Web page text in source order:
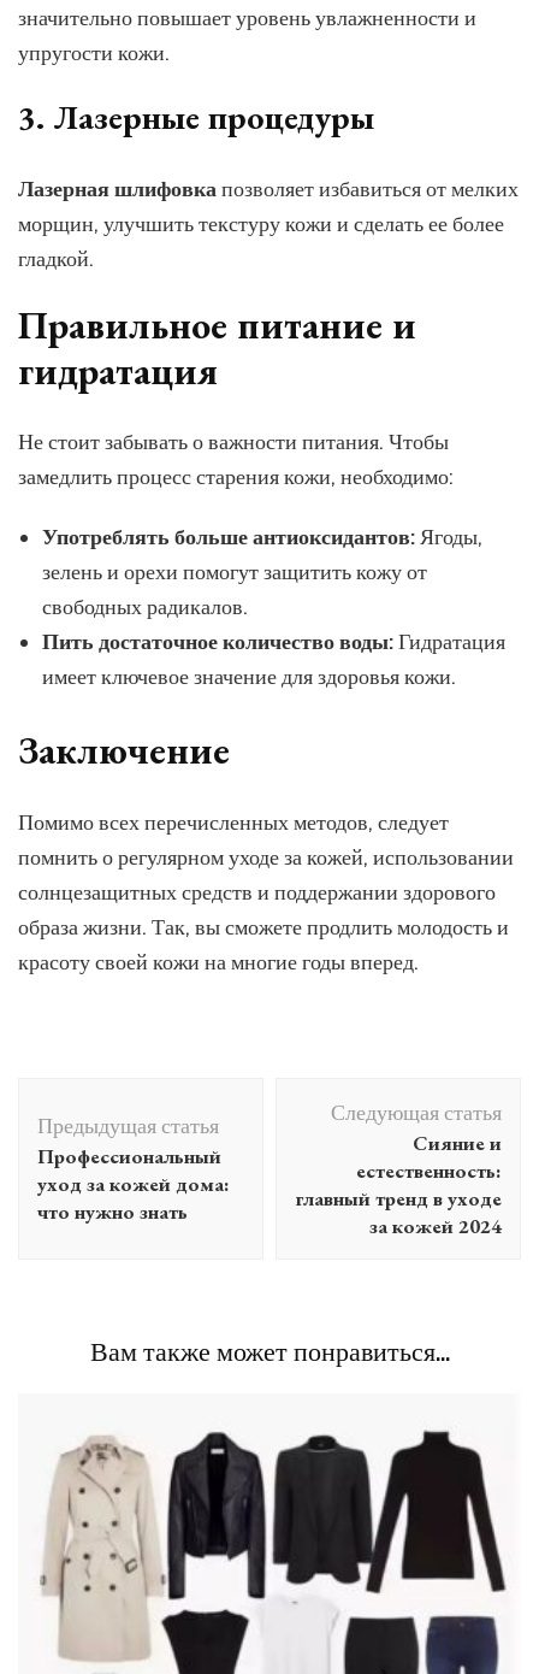
значительно повышает уровень увлажненности и
упругости кожи.
3. Лазерные процедуры
Лазерная шлифовкапозволяет избавиться от мелких
морщин, улучшить текстуру кожи и сделать ее более
гладкой.
Правильное питание и
гидратация
Не стоит забывать о важности питания. Чтобы
замедлить процесс старения кожи, необходимо:
Употреблять больше антиоксидантов:Ягоды,
зелень и орехи помогут защитить кожу от
свободных радикалов.
Пить достаточное количество воды:Гидратация
имеет ключевое значение для здоровья кожи.
Заключение
Помимо всех перечисленных методов, следует
помнить о регулярном уходе за кожей, использовании
солнцезащитных средств и поддержании здорового
образа жизни. Так, вы сможете продлить молодость и
красоту своей кожи на многие годы вперед.
по
записям
Предыдущая статья
Профессиональный
уход за кожей дома:
что нужно знать
Следующая статья
Сияние и
естественность:
главный тренд в уходе
за кожей 2024
Вам также может понравиться...